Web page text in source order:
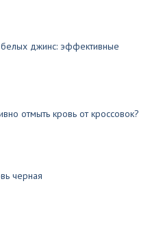
белых джинс: эффективные
отмыть кровь от кроссовок?
черная